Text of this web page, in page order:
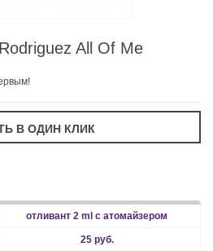
All Of Me
отливант 2 ml с атомайзером
25 руб.